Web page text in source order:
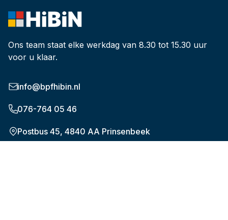
Ons team staat elke werkdag van 8.30 tot 15.30 uur
voor u klaar.
info@bpfhibin.nl
076-764 05 46
Postbus 45, 4840 AA Prinsenbeek